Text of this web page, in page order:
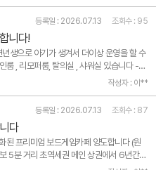
등록일 : 2026.07.13 조회수 : 95
니다!
생으로 아기가 생겨서 더이상 운영을 할 수
룸 , 리모퍼룸, 탈의실 , 샤워실 있습니다 -
체어 7개 , 바렐2개, 리포머5개, 캐포머1개,
작성자 : 이**
등록일 : 2026.07.13 조회수 : 87
다
된 프리미엄 보드게임카페 양도합니다 (원
5분 거리 초역세권 메인 상권에서 6년간
카페를 개인 사정으로 인해 권리 양도합니